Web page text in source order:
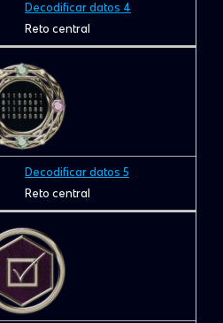
Decodificar datos 4
Reto central
Decodificar datos 5
Reto central